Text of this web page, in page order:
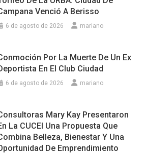
Venció A Berisso
6 de agosto de 2026 mariano
Por La Muerte De Un Ex
En El Club Ciudad
6 de agosto de 2026 mariano
Mary Kay Presentaron
La CUCEI Una Propuesta Que
Belleza, Bienestar Y Una
De Emprendimiento